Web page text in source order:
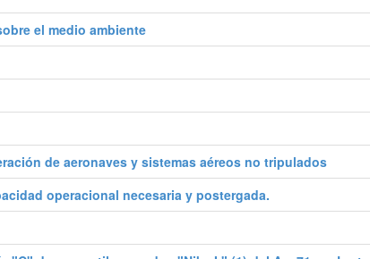
el medio ambiente
de aeronaves y sistemas aéreos no tripulados
operacional necesaria y postergada.